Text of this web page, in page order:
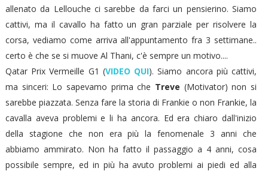
allenato da Lellouche ci sarebbe da farci un pensierino. Siamo
cattivi, ma il cavallo ha fatto un gran parziale per risolvere la
corsa, vediamo come arriva all'appuntamento fra 3 settimane..
certo è che se si muove Al Thani, c'è sempre un motivo....
Qatar Prix Vermeille G1 (VIDEO QUI). Siamo ancora più cattivi,
ma sinceri: Lo sapevamo prima che Treve (Motivator) non si
sarebbe piazzata. Senza fare la storia di Frankie o non Frankie, la
cavalla aveva problemi e li ha ancora. Ed era chiaro dall'inizio
della stagione che non era più la fenomenale 3 anni che
abbiamo ammirato. Non ha fatto il passaggio a 4 anni, cosa
possibile sempre, ed in più ha avuto problemi ai piedi ed alla